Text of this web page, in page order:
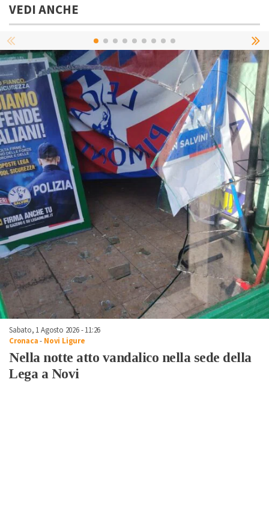
VEDI ANCHE
Sabato, 1 Agosto 2026 - 11:26
Cronaca- Novi Ligure
Nella notte atto vandalico nella sede della
Lega a Novi